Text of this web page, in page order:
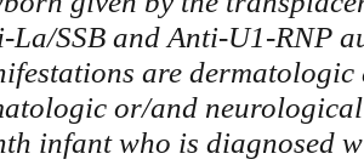
La/SSB and Anti-U1-RNP
are
or/and
infant who is diagnosed